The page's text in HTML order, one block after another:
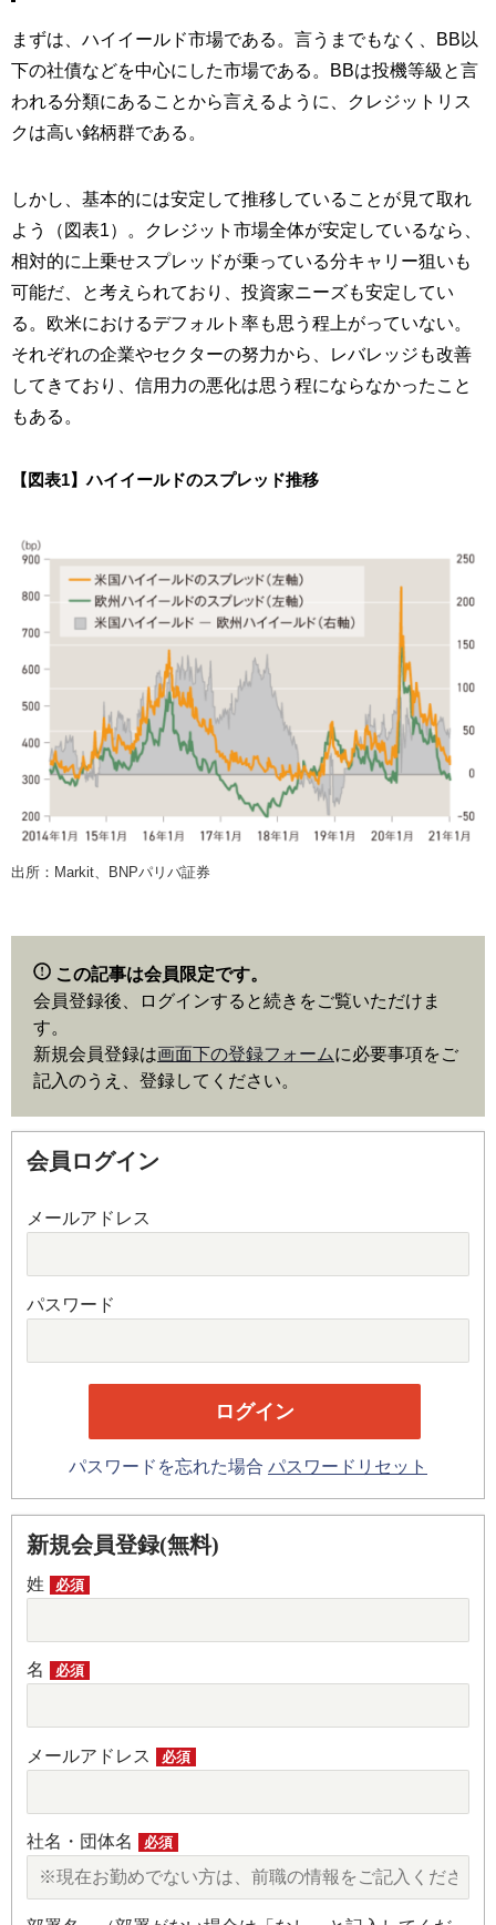
まずは、ハイイールド市場である。言うまでもなく、BB以
下の社債などを中心にした市場である。BBは投機等級と言
われる分類にあることから言えるように、クレジットリス
クは高い銘柄群である。
しかし、基本的には安定して推移していることが見て取れ
よう（図表1）。クレジット市場全体が安定しているなら、
相対的に上乗せスプレッドが乗っている分キャリー狙いも
可能だ、と考えられており、投資家ニーズも安定してい
る。欧米におけるデフォルト率も思う程上がっていない。
それぞれの企業やセクターの努力から、レバレッジも改善
してきており、信用力の悪化は思う程にならなかったこと
もある。
【図表1】ハイイールドのスプレッド推移
出所：Markit、BNPパリバ証券
この記事は会員限定です。
会員登録後、ログインすると続きをご覧いただけま
す。
新規会員登録は画面下の登録フォームに必要事項をご
記入のうえ、登録してください。
会員ログイン
メールアドレス
パスワード
パスワードを忘れた場合 パスワードリセット
新規会員登録(無料)
姓 必須
名 必須
メールアドレス 必須
社名・団体名 必須